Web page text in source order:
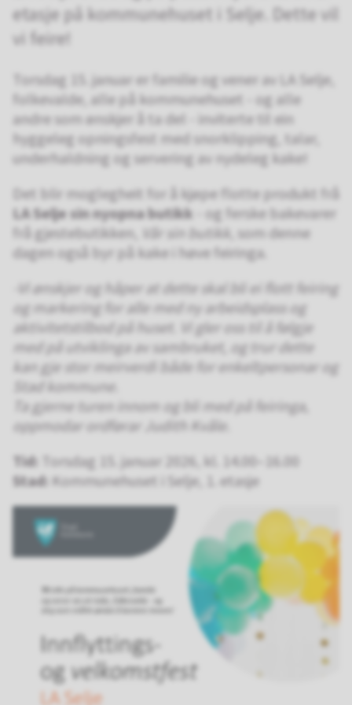
etasje på kommunehuset i Selje. Dette vil
vi feire!
Torsdag 15. januar er familie og vener av LA Selje,
folkevalde, alle på kommunehuset - og alle
andre som ønskjer å ta del - inviterte til ein
hyggeleg opningsfest med snorklipping, talar,
underhaldning og servering av nydeleg kake!
Det blir moglegheit for å kjøpe flotte produkt frå
LA Selje sin nyopna butikk - og ferske bakevarer
frå gjestebutikken,
Vår sin butikk , som denne
dagen også byr på kake i høve feiringa.
-Vi ønskjer og håper at dette skal bli ei flott feiring
og markering for alle med ny arbeidsplass og
aktivitetstilbod på huset. Vi gler oss til å følgje
med på utviklinga av sambruket, og trur dette
kan gje stor meirverdi både for enkeltpersonar og
Stad kommune.
Ta gjerne turen innom og bli med på feiringa,
oppmodar ordførar Judith Kvåle.
Tid: Torsdag 15. januar 2026, kl. 14.00–16.00
Stad: Kommunehuset i Selje, 1. etasje